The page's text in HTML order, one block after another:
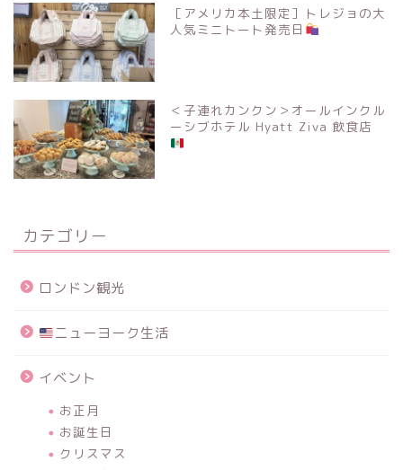
［アメリカ本土限定］トレジョの大
人気ミニトート発売日
＜子連れカンクン＞オールインクル
ーシブホテル Hyatt Ziva 飲食店
カテゴリー
ロンドン観光
ニューヨーク生活
イベント
お正月
お誕生日
クリスマス